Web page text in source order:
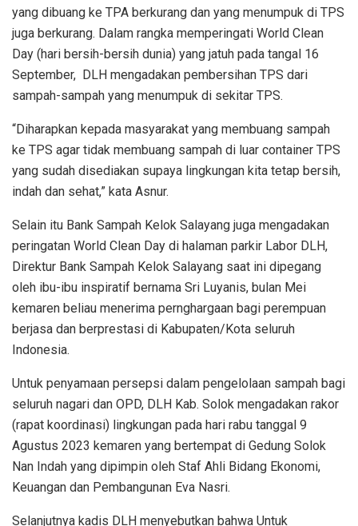
yang dibuang ke TPA berkurang dan yang menumpuk di TPS
juga berkurang. Dalam rangka memperingati World Clean
Day (hari bersih-bersih dunia) yang jatuh pada tangal 16
September, DLH mengadakan pembersihan TPS dari
sampah-sampah yang menumpuk di sekitar TPS.
“Diharapkan kepada masyarakat yang membuang sampah
ke TPS agar tidak membuang sampah di luar container TPS
yang sudah disediakan supaya lingkungan kita tetap bersih,
indah dan sehat,” kata Asnur.
Selain itu Bank Sampah Kelok Salayang juga mengadakan
peringatan World Clean Day di halaman parkir Labor DLH,
Direktur Bank Sampah Kelok Salayang saat ini dipegang
oleh ibu-ibu inspiratif bernama Sri Luyanis, bulan Mei
kemaren beliau menerima pernghargaan bagi perempuan
berjasa dan berprestasi di Kabupaten/Kota seluruh
Indonesia.
Untuk penyamaan persepsi dalam pengelolaan sampah bagi
seluruh nagari dan OPD, DLH Kab. Solok mengadakan rakor
(rapat koordinasi) lingkungan pada hari rabu tanggal 9
Agustus 2023 kemaren yang bertempat di Gedung Solok
Nan Indah yang dipimpin oleh Staf Ahli Bidang Ekonomi,
Keuangan dan Pembangunan Eva Nasri.
Selanjutnya kadis DLH menyebutkan bahwa Untuk